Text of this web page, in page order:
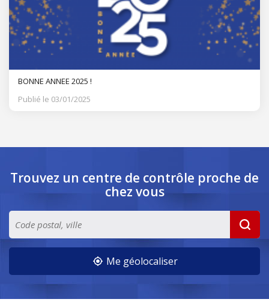
BONNE ANNEE 2025 !
Publié le 03/01/2025
Trouvez un centre de contrôle proche de
chez vous
Me géolocaliser